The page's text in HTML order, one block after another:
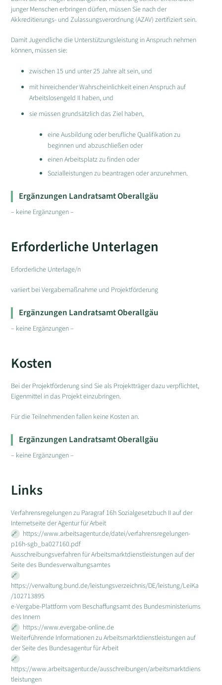
junger Menschen erbringen dürfen, müssen Sie nach der
Akkreditierungs- und Zulassungsverordnung (AZAV) zertifiziert sein.
Damit Jugendliche die Unterstützungsleistung in Anspruch nehmen
können, müssen sie:
zwischen 15 und unter 25 Jahre alt sein, und
mit hinreichender Wahrscheinlichkeit einen Anspruch auf
Arbeitslosengeld II haben, und
sie müssen grundsätzlich das Ziel haben,
eine Ausbildung oder berufliche Qualifikation zu
beginnen und abzuschließen oder
einen Arbeitsplatz zu finden oder
Sozialleistungen zu beantragen oder anzunehmen.
Ergänzungen Landratsamt Oberallgäu
– keine Ergänzungen –
Erforderliche Unterlagen
Erforderliche Unterlage/n
variiert bei Vergabemaßnahme und Projektförderung
Ergänzungen Landratsamt Oberallgäu
– keine Ergänzungen –
Kosten
Bei der Projektförderung sind Sie als Projektträger dazu verpflichtet,
Eigenmittel in das Projekt einzubringen.
Für die Teilnehmenden fallen keine Kosten an.
Ergänzungen Landratsamt Oberallgäu
– keine Ergänzungen –
Links
Verfahrensregelungen zu Paragraf 16h Sozialgesetzbuch II auf der
Internetseite der Agentur für Arbeit
https://www.arbeitsagentur.de/datei/verfahrensregelungen-
p16h-sgb_ba027160.pdf
Ausschreibungsverfahren für Arbeitsmarktdienstleistungen auf der
Seite des Bundesverwaltungsamtes
https://verwaltung.bund.de/leistungsverzeichnis/DE/leistung/LeiKa
/102713895
e-Vergabe-Plattform vom Beschaffungsamt des Bundesministeriums
des Innern
https://www.evergabe-online.de
Weiterführende Informationen zu Arbeitsmarktdienstleistungen auf
der Seite des Bundesagentur für Arbeit
https://www.arbeitsagentur.de/ausschreibungen/arbeitsmarktdiens
tleistungen